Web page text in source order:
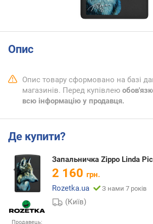
Опис
Опис товару сформовано на базі
магазинів. Перед купівлею
всю інформацію у продавця.
Де купити?
Продавець:
Запальничка Zippo Linda
2 160 грн.
Rozetka.ua
З нами 7 років
(Київ)